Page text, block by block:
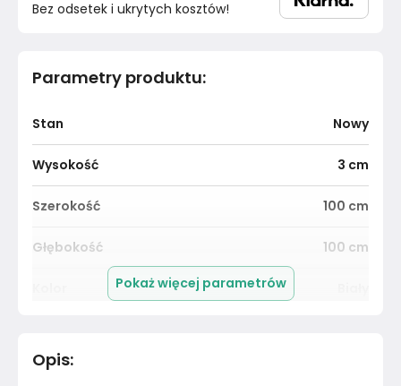
Parametry produktu:
Stan Nowy
Wysokość 3 cm
Szerokość 100 cm
Głębokość 100 cm
Materiał
Pokaż więcej parametrów
Opis:
Bez odsetek i ukrytych kosztów!